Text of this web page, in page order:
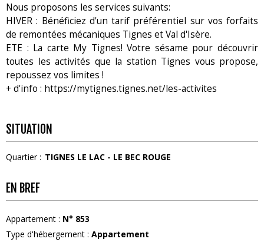
Nous proposons les services suivants:
HIVER : Bénéficiez d'un tarif préférentiel sur vos forfaits
de remontées mécaniques Tignes et Val d'Isère.
ETE : La carte My Tignes! Votre sésame pour découvrir
toutes les activités que la station Tignes vous propose,
repoussez vos limites !
+ d'info : https://mytignes.tignes.net/les-activites
SITUATION
Quartier : TIGNES LE LAC - LE BEC ROUGE
EN BREF
Appartement : N° 853
Type d'hébergement : Appartement